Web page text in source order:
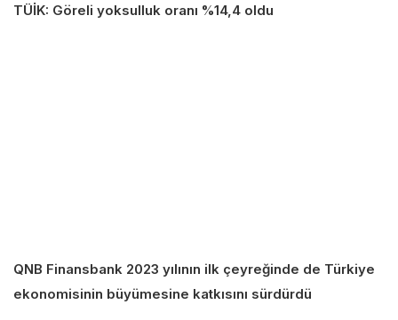
TÜİK: Göreli yoksulluk oranı %14,4 oldu
QNB Finansbank 2023 yılının ilk çeyreğinde de Türkiye
ekonomisinin büyümesine katkısını sürdürdü